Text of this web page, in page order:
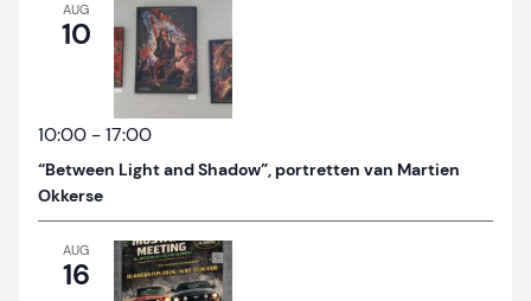
AUG
10
10:00 -17:00
“Between Light and Shadow”, portretten van Martien
Okkerse
AUG
16